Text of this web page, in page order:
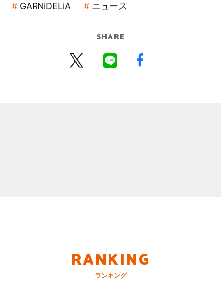
GARNiDELiA
ニュース
SHARE
RANKING
ランキング